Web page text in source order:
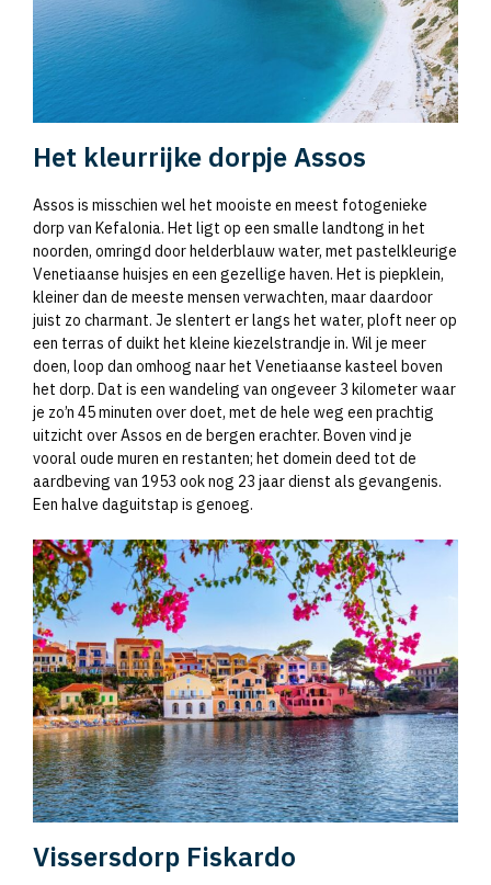
Het kleurrijke dorpje Assos
Assos is misschien wel het mooiste en meest fotogenieke
dorp van Kefalonia. Het ligt op een smalle landtong in het
noorden, omringd door helderblauw water, met pastelkleurige
Venetiaanse huisjes en een gezellige haven. Het is piepklein,
kleiner dan de meeste mensen verwachten, maar daardoor
juist zo charmant. Je slentert er langs het water, ploft neer op
een terras of duikt het kleine kiezelstrandje in. Wil je meer
doen, loop dan omhoog naar het Venetiaanse kasteel boven
het dorp. Dat is een wandeling van ongeveer 3 kilometer waar
je zo’n 45 minuten over doet, met de hele weg een prachtig
uitzicht over Assos en de bergen erachter. Boven vind je
vooral oude muren en restanten; het domein deed tot de
aardbeving van 1953 ook nog 23 jaar dienst als gevangenis.
Een halve daguitstap is genoeg.
Vissersdorp Fiskardo